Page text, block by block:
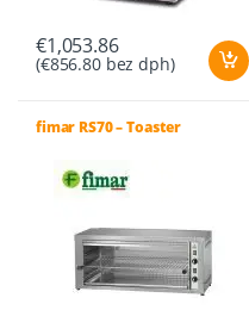
€1,053.86
(€856.80bez dph)
fimar RS70 – Toaster